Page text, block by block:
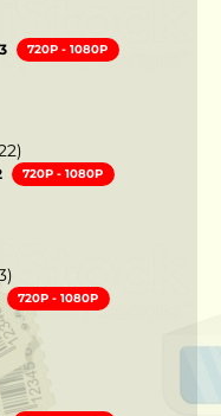
720P - 1080P
720P - 1080P
720P - 1080P